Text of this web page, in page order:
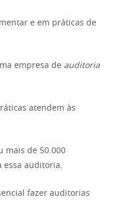
e em práticas de
empresa de auditoria
atendem às
mais de 50.000
essa auditoria.
fazer auditorias